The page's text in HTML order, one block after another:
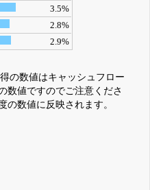
3.5%
2.8%
2.9%
の数値はキャッシュフロー
数値ですのでご注意くださ
の数値に反映されます。